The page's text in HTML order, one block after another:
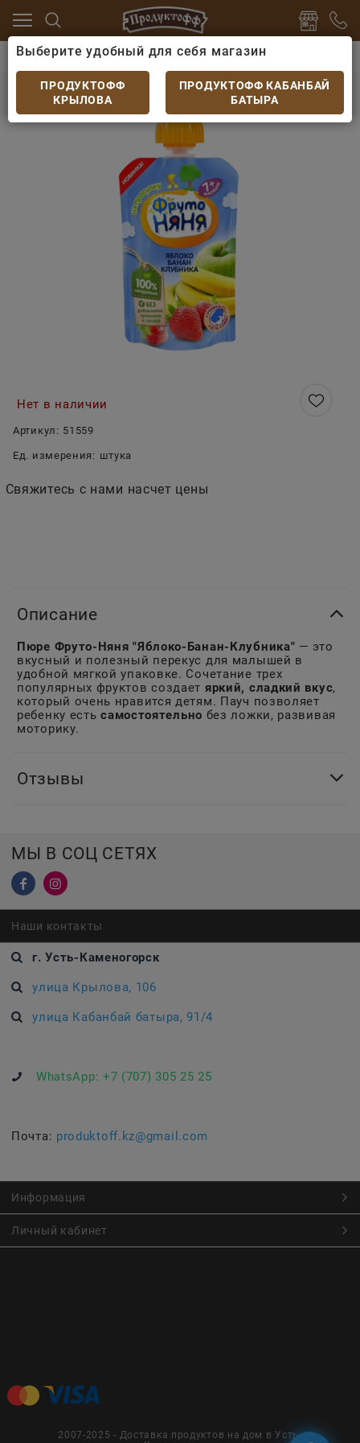
Детский сок, вода, пюре, смузи
Пюре Фруто-
Пюре Фруто-Няня яблоко банан клубника пауч
Нет в наличии
Артикул: 51559
Ед. измерения: штука
Свяжитесь с нами насчет цены
Описание
Пюре Фруто-Няня "Яблоко-Банан-Клубника" — это
вкусный и полезный перекус для малышей в
удобной мягкой упаковке. Сочетание трех
популярных фруктов создает яркий, сладкий вкус,
который очень нравится детям. Пауч позволяет
ребенку естьсамостоятельно без ложки, развивая
моторику.
Отзывы
МЫ В СОЦ СЕТЯХ
Наши контакты
г. Усть-Каменогорск
улица Крылова, 106
улица Кабанбай батыра, 91/4
WhatsApp: +7 (707) 305 25 25
Почта: produktoff.kz@gmail.com
Информация
Личный кабинет
2007-2025 - Доставка продуктов на дом в Усть-
Выберите удобный для себя магазин
ПРОДУКТОФФ
КРЫЛОВА
ПРОДУКТОФФ КАБАНБАЙ
БАТЫРА